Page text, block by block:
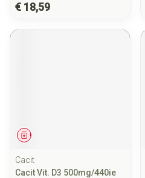
€ 18,59
Geneesmiddel
Cacit
Cacit Vit. D3 500mg/440ie